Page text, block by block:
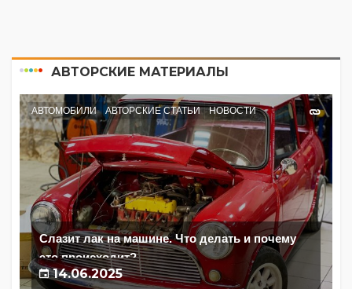
АВТОРСКИЕ МАТЕРИАЛЫ
АВТОМОБИЛИ АВТОРСКИЕ СТАТЬИ НОВОСТИ
Слазит лак на машине. Что делать и почему
это происходит?
14.06.2025